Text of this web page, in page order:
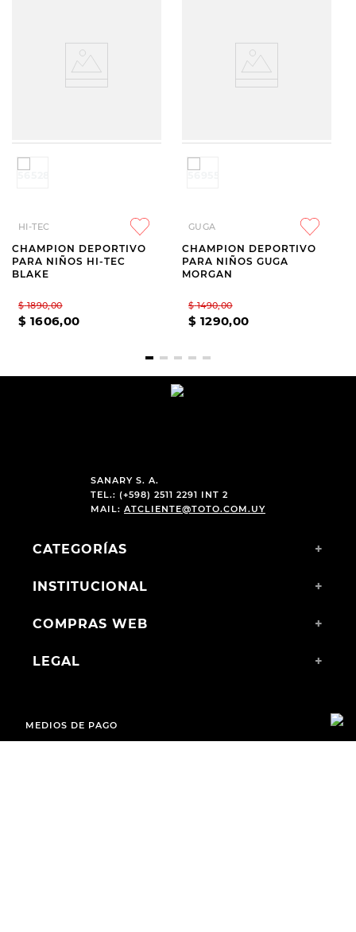
HI-TEC
CHAMPION DEPORTIVO
PARA NIÑOS HI-TEC
BLAKE
$ 1890,00
$ 1606,00
GUGA
CHAMPION DEPORTIVO
PARA NIÑOS GUGA
MORGAN
$ 1490,00
$ 1290,00
SANARY S. A.
TEL.: (+598) 2511 2291 INT 2
MAIL: ATCLIENTE@TOTO.COM.UY
CATEGORÍAS +
INSTITUCIONAL +
COMPRAS WEB +
LEGAL +
MEDIOS DE PAGO